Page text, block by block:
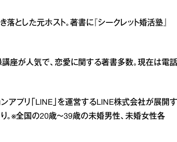
した元ホスト。著書に『シークレット婚活塾』
座が人気で、恋愛に関する著書多数。現在は電話
プリ「LINE」を運営するLINE株式会社が展開す
。※全国の20歳～39歳の未婚男性、未婚女性各